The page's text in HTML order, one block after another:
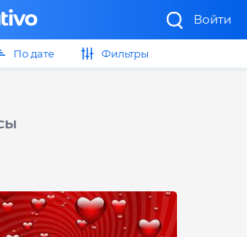
Войти
По дате Фильтры